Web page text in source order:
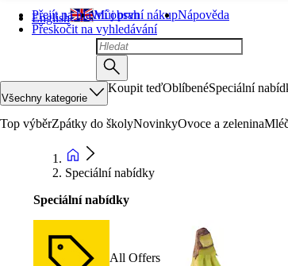
Přejít na hlavní obsah
Přeskočit na vyhledávání
English Můj první nákupNápověda
Všechny kategorie
Koupit teďOblíbenéSpeciální
Top výběrZpátky do školyNovinkyOvoce a zelenina
Speciální nabídky
Speciální nabídky
All Offers